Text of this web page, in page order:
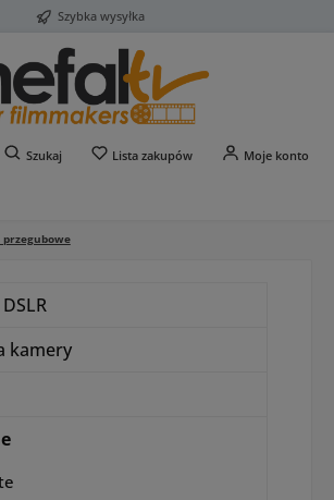
Szybka wysyłka
Szukaj Lista zakupówMasz 0 przedmioty na
Moje konto
przegubowe
kamery